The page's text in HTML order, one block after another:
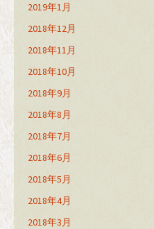
2019年1月
2018年12月
2018年11月
2018年10月
2018年9月
2018年8月
2018年7月
2018年6月
2018年5月
2018年4月
2018年3月